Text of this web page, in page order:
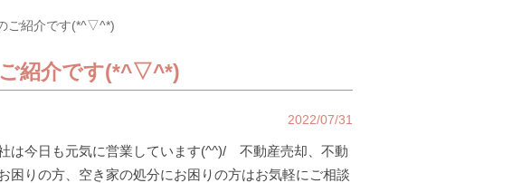
ご紹介です(*^▽^*)
紹介です(*^▽^*)
2022/07/31
は今日も元気に営業しています(^^)/ 不動産売却、不動
困りの方、空き家の処分にお困りの方はお気軽にご相談